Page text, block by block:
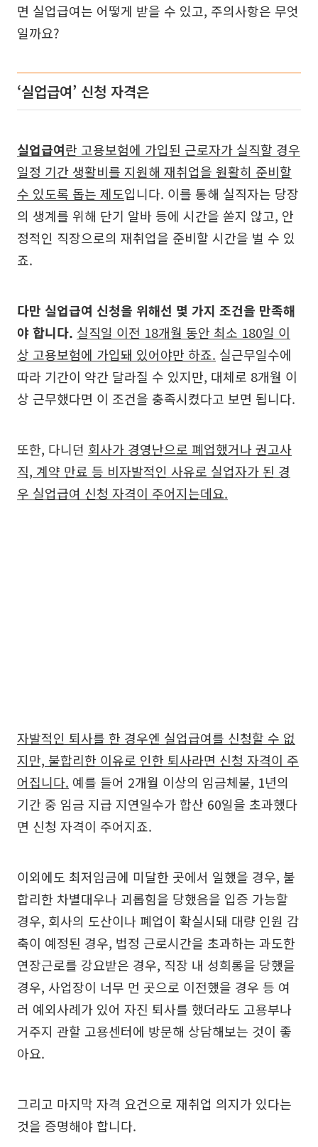
면 실업급여는 어떻게 받을 수 있고, 주의사항은 무엇
일까요?
‘실업급여’ 신청 자격은
실업급여란 고용보험에 가입된 근로자가 실직할 경우
일정 기간 생활비를 지원해 재취업을 원활히 준비할
수 있도록 돕는 제도입니다. 이를 통해 실직자는 당장
의 생계를 위해 단기 알바 등에 시간을 쏟지 않고, 안
정적인 직장으로의 재취업을 준비할 시간을 벌 수 있
죠.
다만 실업급여 신청을 위해선 몇 가지 조건을 만족해
야 합니다. 실직일 이전 18개월 동안 최소 180일 이
상 고용보험에 가입돼 있어야만 하죠. 실근무일수에
따라 기간이 약간 달라질 수 있지만, 대체로 8개월 이
상 근무했다면 이 조건을 충족시켰다고 보면 됩니다.
또한, 다니던 회사가 경영난으로 폐업했거나 권고사
직, 계약 만료 등 비자발적인 사유로 실업자가 된 경
우 실업급여 신청 자격이 주어지는데요.
자발적인 퇴사를 한 경우엔 실업급여를 신청할 수 없
지만, 불합리한 이유로 인한 퇴사라면 신청 자격이 주
어집니다. 예를 들어 2개월 이상의 임금체불, 1년의
기간 중 임금 지급 지연일수가 합산 60일을 초과했다
면 신청 자격이 주어지죠.
이외에도 최저임금에 미달한 곳에서 일했을 경우, 불
합리한 차별대우나 괴롭힘을 당했음을 입증 가능할
경우, 회사의 도산이나 폐업이 확실시돼 대량 인원 감
축이 예정된 경우, 법정 근로시간을 초과하는 과도한
연장근로를 강요받은 경우, 직장 내 성희롱을 당했을
경우, 사업장이 너무 먼 곳으로 이전했을 경우 등 여
러 예외사례가 있어 자진 퇴사를 했더라도 고용부나
거주지 관할 고용센터에 방문해 상담해보는 것이 좋
아요.
그리고 마지막 자격 요건으로 재취업 의지가 있다는
것을 증명해야 합니다.